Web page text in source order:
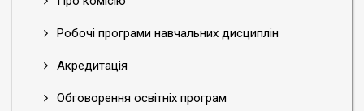
Робочі програми навчальних дисциплін
Акредитація
Обговорення освітніх програм